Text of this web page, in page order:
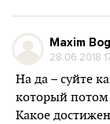
Maxim
28.06.2018
На да – суйте
который потом
Какое